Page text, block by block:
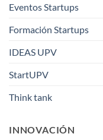
Eventos Startups
Formación Startups
IDEAS UPV
StartUPV
Think tank
INNOVACIÓN